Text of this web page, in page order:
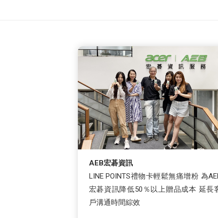
AEB宏碁資訊
LINE POINTS禮物卡輕鬆無痛增粉 為
宏碁資訊降低50％以上贈品成本 延長
戶溝通時間綜效